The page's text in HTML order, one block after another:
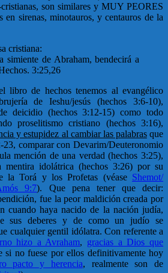
son similares y MUY PEORES
en sirenas, minotauros, y centauros de la
cristiana:
simiente de Abraham, bendecirá a
3:25,26
libro de hechos tenemos al evangélico
de Ieshu/jesús (hechos 3:6-10),
deicidio (hechos 3:12-15) como todo
proselitismo cristiano (hechos 3:16),
y estupidez al cambiar las palabrasque
23, comparar con Devarim/Deuteronomio
mención de una verdad (hechos 3:25),
mentira idolátrica (hechos 3:26) por su
la Torá y los Profetas (véase Shemot/
9:7). Que pena tener que decir:
fue la peor maldición creada por
cuando haya nacido de la nación judía,
sus deberes y de como un judío se
cualquier gentil idólatra. Con referente a
hizo a Avraham, gracias a Dios que
si no fuese por ellos definitivamente hoy
pacto y herencia, realmente son de